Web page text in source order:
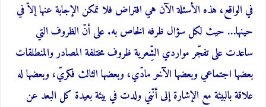
في الواقع، هذه الأسئلة الآن هي افتراض فلا تمكن الإجابة عنها إلاّ في
حينها… حيث لكل سؤال ظرفه الخاص به. على أنّ الظروف التي
ساعدت على تفجّر مواردي الشِّعرية ظروف مختلفة المصادر والمنطلقات
بعضها اجتماعي وبعضها الآخر مادّي، وبعضها الثالث فكريّ، وبعضها له
علاقة بالبيئة مع الإشارة إلى أنّني ولدت في بيئة بعيدة كل البعد عن